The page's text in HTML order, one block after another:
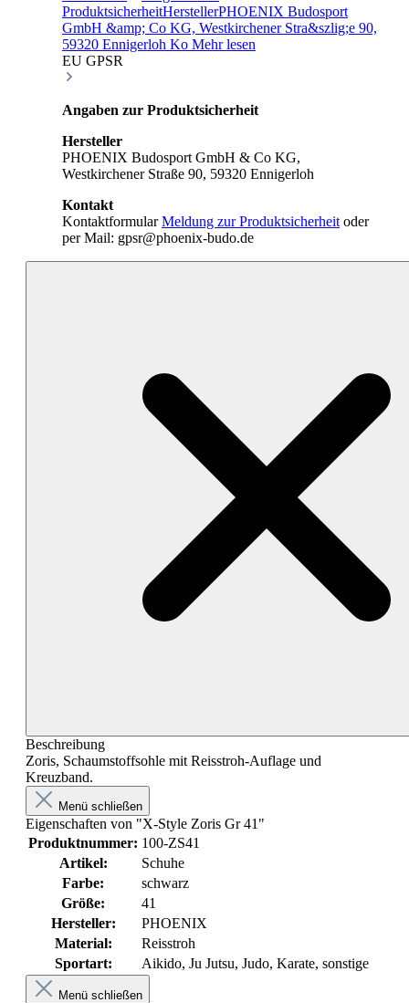
ProduktsicherheitHerstellerPHOENIX Budosport
GmbH &amp; Co KG, Westkirchener Stra&szlig;e 90,
59320 Ennigerloh Ko Mehr lesen
EU GPSR
Angaben zur Produktsicherheit
Hersteller
PHOENIX Budosport GmbH & Co KG,
Westkirchener Straße 90, 59320 Ennigerloh
Kontakt
KontaktformularMeldung zur Produktsicherheit oder
per Mail: gpsr@phoenix-budo.de
Beschreibung
Zoris, Schaumstoffsohle mit Reisstroh-Auflage und
Kreuzband.
Menü schließen
Eigenschaften von "X-Style Zoris Gr 41"
Produktnummer: 100-ZS41
Artikel:
Schuhe
Farbe:
schwarz
Größe:
41
Hersteller:
PHOENIX
Material:
Reisstroh
Sportart:
Aikido, Ju Jutsu, Judo, Karate, sonstige
Menü schließen